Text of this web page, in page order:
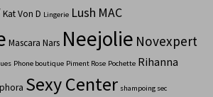
Kat Von D Lingerie Lush MAC
Mascara Nars Neejolie Novexpert
Phone boutique Piment Rose Pochette Rihanna
Sexy Center shampoing sec